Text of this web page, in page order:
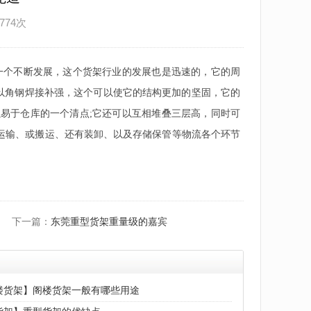
次
不断发展，这个货架行业的发展也是迅速的，它的周
钢焊接补强，这个可以使它的结构更加的坚固，它的
于仓库的一个清点;它还可以互相堆叠三层高，同时可
、或搬运、还有装卸、以及存储保管等物流各个环节
下一篇： 东莞重型货架重量级的嘉宾
货架】阁楼货架一般有哪些用途